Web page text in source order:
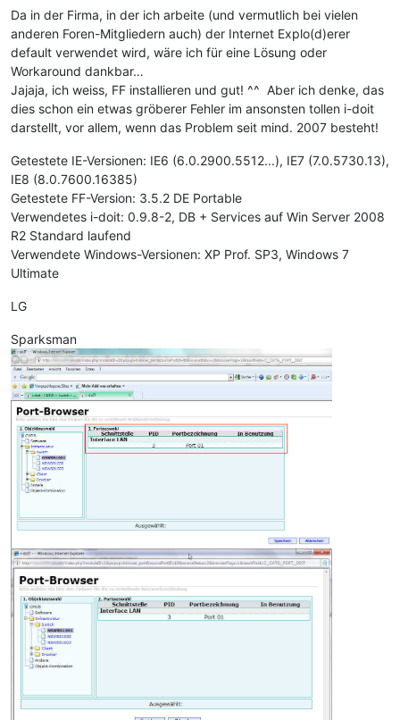
Da in der Firma, in der ich arbeite (und vermutlich bei vielen
anderen Foren-Mitgliedern auch) der Internet Explo(d)erer
default verwendet wird, wäre ich für eine Lösung oder
Workaround dankbar…
Jajaja, ich weiss, FF installieren und gut! ^^ Aber ich denke, das
dies schon ein etwas gröberer Fehler im ansonsten tollen i-doit
darstellt, vor allem, wenn das Problem seit mind. 2007 besteht!
Getestete IE-Versionen: IE6 (6.0.2900.5512...), IE7 (7.0.5730.13),
IE8 (8.0.7600.16385)
Getestete FF-Version: 3.5.2 DE Portable
Verwendetes i-doit: 0.9.8-2, DB + Services auf Win Server 2008
R2 Standard laufend
Verwendete Windows-Versionen: XP Prof. SP3, Windows 7
Ultimate
LG
Sparksman